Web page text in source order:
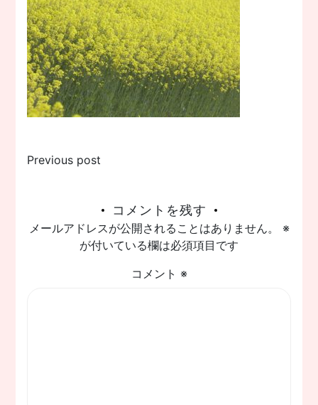
投
ナ
Previous post
コメントを残す
メールアドレスが公開されることはありません。
※
が付いている欄は必須項目です
コメント ※